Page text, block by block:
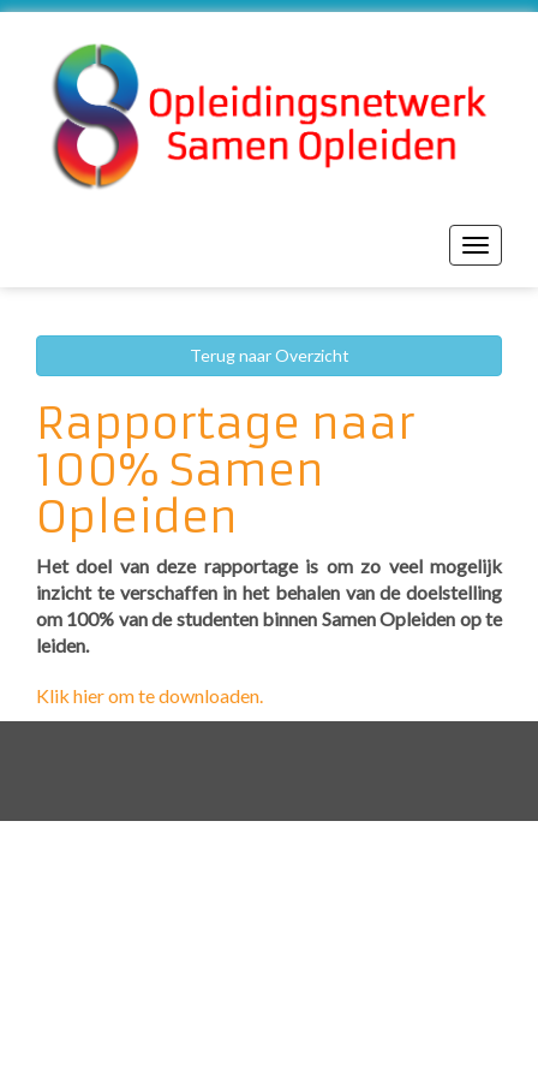
Toggle
Terug naar Overzicht
Rapportage naar
100% Samen
Opleiden
Het doel van deze rapportage is om zo veel mogelijk
inzicht te verschaffen in het behalen van de doelstelling
om 100% van de studenten binnen Samen Opleiden op te
leiden.
Klik hier om te downloaden.